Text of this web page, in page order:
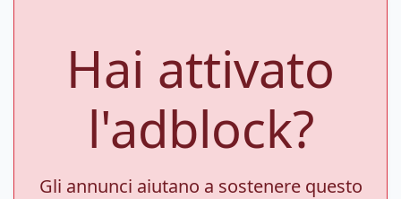
Hai attivato
l'adblock?
Gli annunci aiutano a sostenere questo